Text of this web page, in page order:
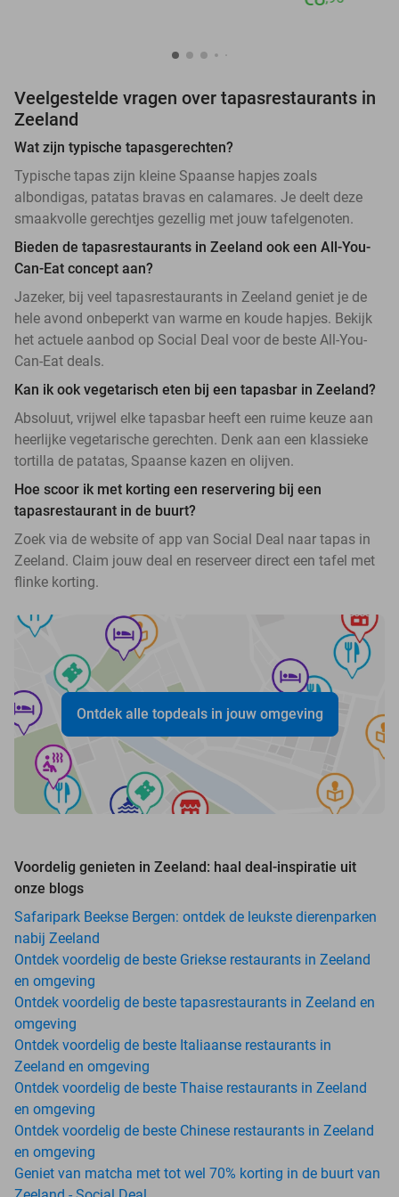
Veelgestelde vragen over tapasrestaurants in
Zeeland
Wat zijn typische tapasgerechten?
Typische tapas zijn kleine Spaanse hapjes zoals
albondigas, patatas bravas en calamares. Je deelt deze
smaakvolle gerechtjes gezellig met jouw tafelgenoten.
Bieden de tapasrestaurants in Zeeland ook een All-You-
Can-Eat concept aan?
Jazeker, bij veel tapasrestaurants in Zeeland geniet je de
hele avond onbeperkt van warme en koude hapjes. Bekijk
het actuele aanbod op Social Deal voor de beste All-You-
Can-Eat deals.
Kan ik ook vegetarisch eten bij een tapasbar in Zeeland?
Absoluut, vrijwel elke tapasbar heeft een ruime keuze aan
heerlijke vegetarische gerechten. Denk aan een klassieke
tortilla de patatas, Spaanse kazen en olijven.
Hoe scoor ik met korting een reservering bij een
tapasrestaurant in de buurt?
Zoek via de website of app van Social Deal naar tapas in
Zeeland. Claim jouw deal en reserveer direct een tafel met
flinke korting.
Ontdek alle topdeals in jouw omgeving
Voordelig genieten in Zeeland: haal deal-inspiratie uit
onze blogs
Safaripark Beekse Bergen: ontdek de leukste dierenparken
nabij Zeeland
Ontdek voordelig de beste Griekse restaurants in Zeeland
en omgeving
Ontdek voordelig de beste tapasrestaurants in Zeeland en
omgeving
Ontdek voordelig de beste Italiaanse restaurants in
Zeeland en omgeving
Ontdek voordelig de beste Thaise restaurants in Zeeland
en omgeving
Ontdek voordelig de beste Chinese restaurants in Zeeland
en omgeving
Geniet van matcha met tot wel 70% korting in de buurt van